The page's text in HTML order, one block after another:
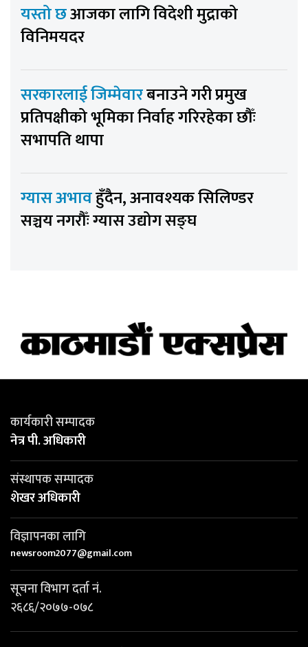
यस्तो छआजका लागि विदेशी मुद्राको
विनिमयदर
सरकारलाई जिम्मेवारबनाउने गरी प्रमुख
प्रतिपक्षीको भूमिका निर्वाह गरिरहेका छौँः
सभापति थापा
ग्यास अभावहुँदैन, अनावश्यक सिलिण्डर
सञ्चय नगरौँः ग्यास उद्योग सङ्घ
कार्यकारी सम्पादक
नेत्र पी. अधिकारी
संस्थापक सम्पादक
शेखर अधिकारी
विज्ञापनका लागि
newsroom2077@gmail.com
सूचना विभाग दर्ता नं.
२६८६/२०७७-०७८